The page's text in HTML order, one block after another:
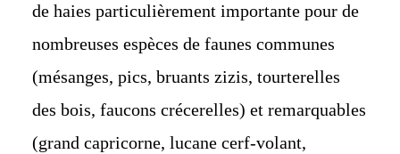
de haies particulièrement importante pour de
nombreuses espèces de faunes communes
(mésanges, pics, bruants zizis, tourterelles
des bois, faucons crécerelles) et remarquables
(grand capricorne, lucane cerf-volant,